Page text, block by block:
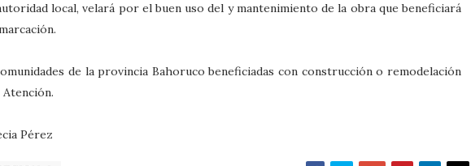
local, velará por el buen uso del y mantenimiento de la obra que beneficiará
de la provincia Bahoruco beneficiadas con construcción o remodelación
Pérez